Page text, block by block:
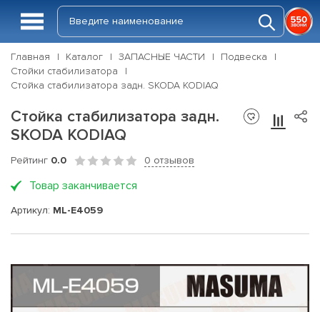
Главная Каталог ЗАПАСНЫЕ ЧАСТИ
Подвеска
Стойки стабилизатора
Стойка стабилизатора задн. SKODA KODIAQ
Стойка стабилизатора задн.
SKODA KODIAQ
Рейтинг 0.0 0 отзывов
Товар заканчивается
Артикул: ML-E4059